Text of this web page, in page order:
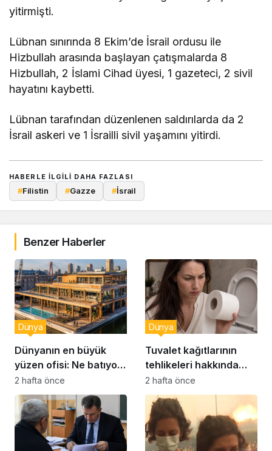
yitirmişti.
Lübnan sınırında 8 Ekim’de İsrail ordusu ile
Hizbullah arasında başlayan çatışmalarda 8
Hizbullah, 2 İslami Cihad üyesi, 1 gazeteci, 2 sivil
hayatını kaybetti.
Lübnan tarafından düzenlenen saldırılarda da 2
İsrail askeri ve 1 İsrailli sivil yaşamını yitirdi.
HABERLE ILGILI DAHA FAZLASI
#Filistin #Gazze #İsrail
Benzer Haberler
Dünyanın en büyük
yüzen ofisi: Ne batıyor
ne yerinde kalıyor
Dünya
2 hafta önce
Tuvalet kağıtlarının
tehlikeleri hakkında
yeni uyarılar
Dünya
2 hafta önce